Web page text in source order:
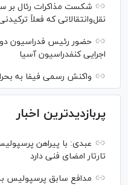
شکست مذاکرات رئال بر
نقل‌وانتقالاتی که فعلاً
حضور رئیس فدراسیون
اجرایی کنفدراسیون آسیا
واکنش رسمی فیفا به
پربازدیدترین اخبار
عبدی: با پیراهن
تارتار امضای فنی دارد
مدافع سابق پرسپولیس